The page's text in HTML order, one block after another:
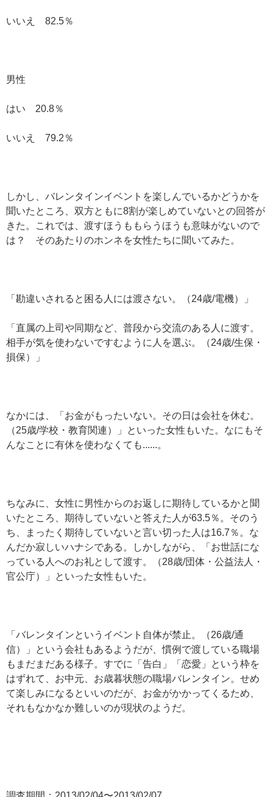
いいえ 82.5％
男性
はい 20.8％
いいえ 79.2％
しかし、バレンタインイベントを楽しんでいるかどうかを
聞いたところ、双方ともに8割が楽しめていないとの回答が
きた。これでは、渡すほうももらうほうも意味がないので
は？ そのあたりのホンネを女性たちに聞いてみた。
「勘違いされると困る人には渡さない。（24歳/電機）」
「直属の上司や同期など、普段から交流のある人に渡す。
相手が気を使わないですむように人を選ぶ。（24歳/生保・
損保）」
なかには、「お金がもったいない。その日は会社を休む。
（25歳/学校・教育関連）」といった女性もいた。なにもそ
んなことに有休を使わなくても......。
ちなみに、女性に男性からのお返しに期待しているかと聞
いたところ、期待していないと答えた人が63.5％。そのう
ち、まったく期待していないと言い切った人は16.7％。な
んだか寂しいハナシである。しかしながら、「お世話にな
っている人へのお礼として渡す。（28歳/団体・公益法人・
官公庁）」といった女性もいた。
「バレンタインというイベント自体が禁止。（26歳/通
信）」という会社もあるようだが、慣例で渡している職場
もまだまだある様子。すでに「告白」「恋愛」という枠を
はずれて、お中元、お歳暮状態の職場バレンタイン。せめ
て楽しみになるといいのだが、お金がかかってくるため、
それもなかなか難しいのが現状のようだ。